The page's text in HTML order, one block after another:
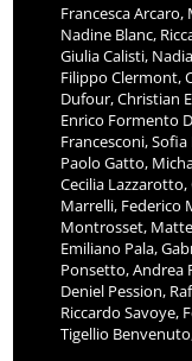
Francesca
Nadine Blanc,
Giulia Calisti,
Filippo Clermont,
Dufour, Christian
Enrico Formento
Francesconi,
Paolo Gatto,
Cecilia
Marrelli, Federico
Montrosset,
Emiliano Pala,
Ponsetto,
Deniel Pession,
Riccardo Savoye,
Tigellio